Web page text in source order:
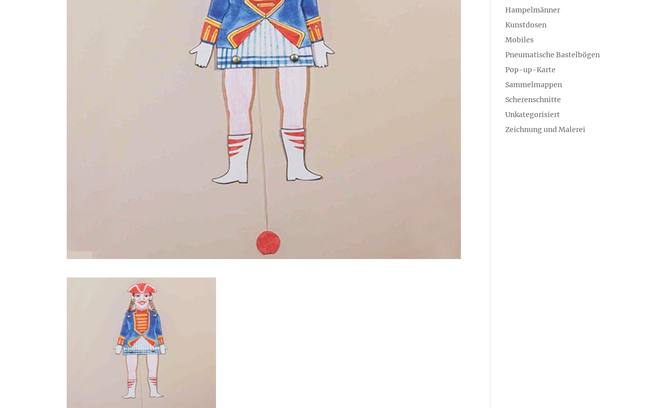
Hampelmänner
Kunstdosen
Mobiles
Pneumatische Bastelbögen
Pop-up-Karte
Sammelmappen
Scherenschnitte
Unkategorisiert
Zeichnung und Malerei